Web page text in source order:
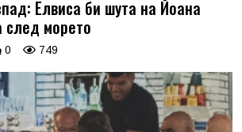
Елвиса би шута на Йоана
след морето
0 749